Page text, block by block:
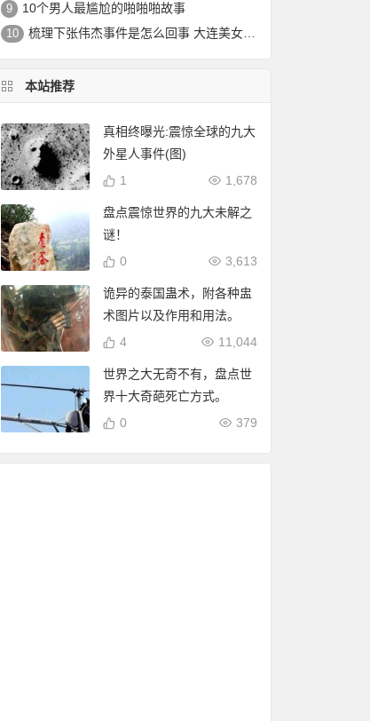
9 10个男人最尴尬的啪啪啪故事
10 梳理下张伟杰事件是怎么回事 大连美女主持人因偷情被报复制作成标本
本站推荐
真相终曝光:震惊全球的九大
外星人事件(图)
1,678
1
盘点震惊世界的九大未解之
谜！
3,613
0
诡异的泰国蛊术，附各种盅
术图片以及作用和用法。
11,044
4
世界之大无奇不有，盘点世
界十大奇葩死亡方式。
379
0